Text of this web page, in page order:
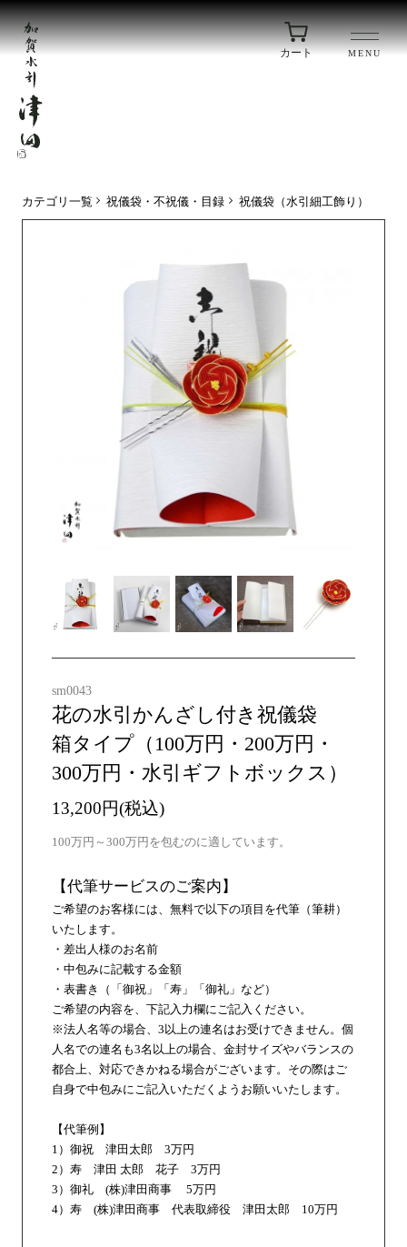
MENU
カート
カテゴリ一覧 祝儀袋・不祝儀・目録 祝儀袋（水引細工飾り）
sm0043
花の水引かんざし付き祝儀袋
箱タイプ（100万円・200万円・
300万円・水引ギフトボックス）
13,200円(税込)
100万円～300万円を包むのに適しています。
【代筆サービスのご案内】
ご希望のお客様には、無料で以下の項目を代筆（筆耕）
いたします。
・差出人様のお名前
・中包みに記載する金額
・表書き（「御祝」「寿」「御礼」など）
ご希望の内容を、下記入力欄にご記入ください。
※法人名等の場合、3以上の連名はお受けできません。個
人名での連名も3名以上の場合、金封サイズやバランスの
都合上、対応できかねる場合がございます。その際はご
自身で中包みにご記入いただくようお願いいたします。
【代筆例】
1）御祝 津田太郎 3万円
2）寿 津田 太郎 花子 3万円
3）御礼 (株)津田商事 5万円
4）寿 (株)津田商事 代表取締役 津田太郎 10万円